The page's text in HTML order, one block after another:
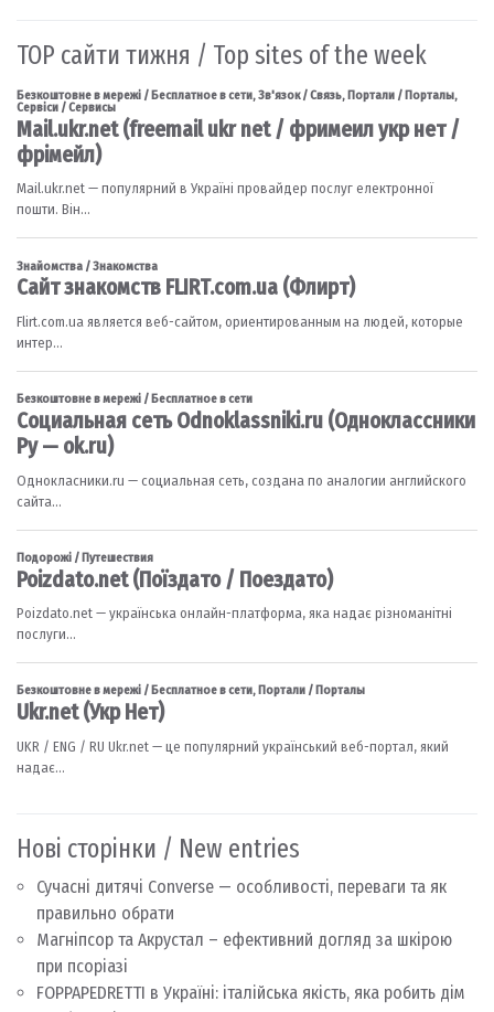
TOP сайти тижня / Top sites of the week
Нові сторінки / New entries
Сучасні дитячі Converse — особливості, переваги та як
правильно обрати
Магніпсор та Акрустал – ефективний догляд за шкірою
при псоріазі
FOPPAPEDRETTI в Україні: італійська якість, яка робить дім